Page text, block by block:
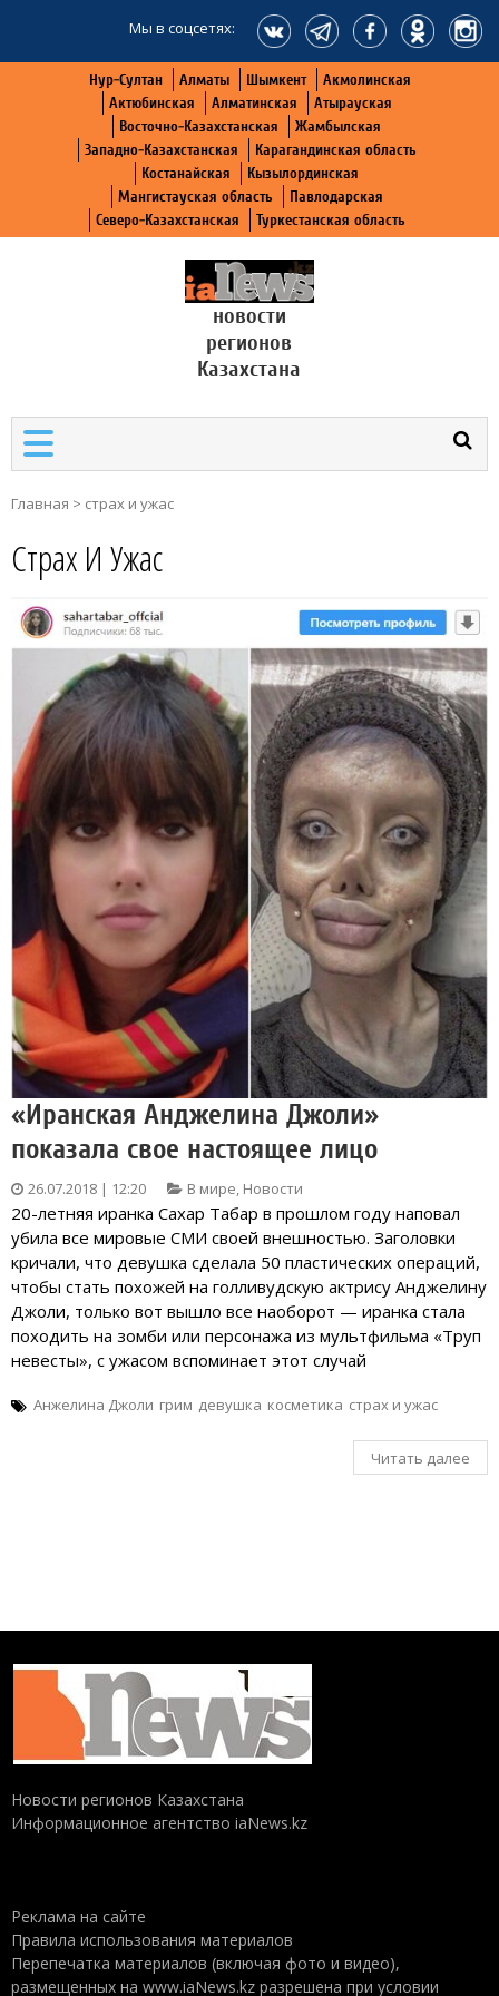
Мы в соцсетях:
Нур-Султан Алматы Шымкент
Акмолинская
Актюбинская
Алматинская
Атырауская
Восточно-Казахстанская
Жамбылская
Западно-Казахстанская
Карагандинская область
Костанайская
Кызылординская
Мангистауская область
Павлодарская
Северо-Казахстанская
Туркестанская область
новости
регионов
Казахстана
Главная > страх и ужас
Страх И Ужас
«Иранская Анджелина Джоли»
показала свое настоящее лицо
26.07.2018 | 12:20 В мире, Новости
20-летняя иранка Сахар Табар в прошлом году наповал
убила все мировые СМИ своей внешностью. Заголовки
кричали, что девушка сделала 50 пластических операций,
чтобы стать похожей на голливудскую актрису Анджелину
Джоли, только вот вышло все наоборот — иранка стала
походить на зомби или персонажа из мультфильма «Труп
невесты», с ужасом вспоминает этот случай
Анжелина Джоли грим девушка косметика страх и ужас
Читать далее
Новости регионов Казахстана
Информационное агентство iaNews.kz
Реклама на сайте
Правила использования материалов
Перепечатка материалов (включая фото и видео),
размещенных на www.iaNews.kz разрешена при условии